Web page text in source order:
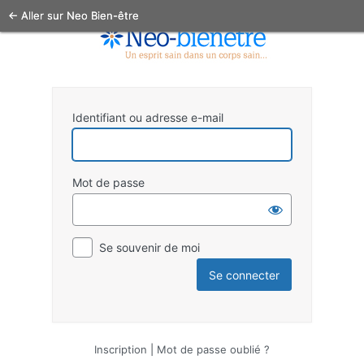
Identifiant ou adresse e-mail
Mot de passe
Se souvenir de moi
Inscription Mot de passe oublié ?
← Aller sur Neo Bien-être